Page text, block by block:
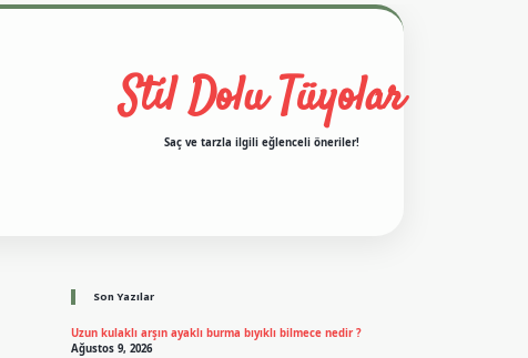
Stil Dolu Tüyolar
Saç ve tarzla ilgili eğlenceli öneriler!
Son Yazılar
Uzun kulaklı arşın ayaklı burma bıyıklı bilmece nedir ?
Ağustos 9, 2026